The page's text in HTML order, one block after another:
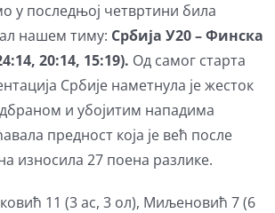
у последњој четвртини била
нашем тиму: Србија У20 – Финска
20:14, 15:19). Од самог старта
Србије наметнула је жесток
и убојитим нападима
предност која је већ после
износила 27 поена разлике.
11 (3 ас, 3 ол), Миљеновић 7 (6